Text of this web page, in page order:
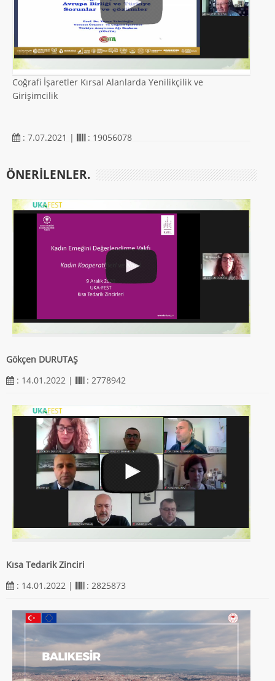
Coğrafi İşaretler Kırsal Alanlarda Yenilikçilik ve
Girişimcilik
: 7.07.2021 | : 19056078
ÖNERILENLER.
Gökçen DURUTAŞ
: 14.01.2022 |
: 2778942
Kısa Tedarik Zinciri
: 14.01.2022 |
: 2825873